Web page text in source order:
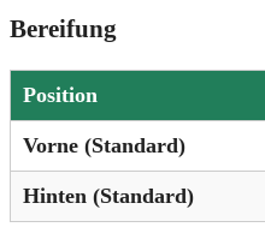
Bereifung
Position
Vorne (Standard)
Hinten (Standard)